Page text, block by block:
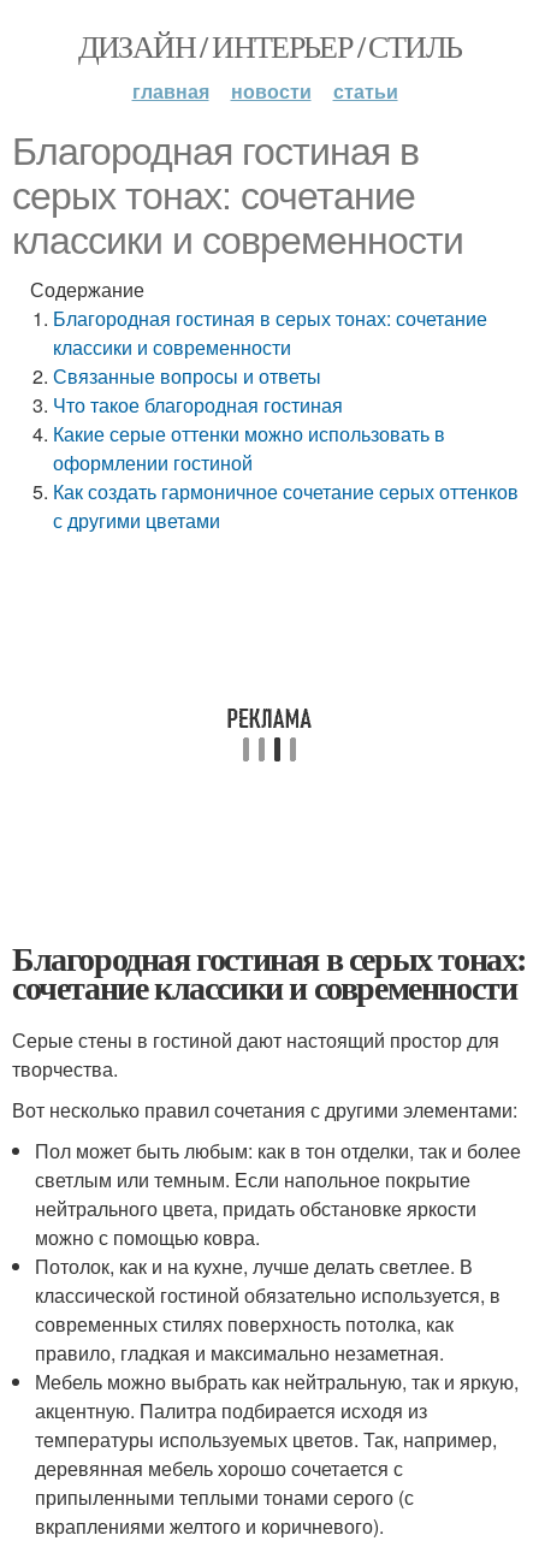
ДИЗАЙН / ИНТЕРЬЕР / СТИЛЬ
главная новости статьи
Благородная гостиная в
серых тонах: сочетание
классики и современности
Содержание
Благородная гостиная в серых тонах: сочетание
классики и современности
Связанные вопросы и ответы
Что такое благородная гостиная
Какие серые оттенки можно использовать в
оформлении гостиной
Как создать гармоничное сочетание серых оттенков
с другими цветами
Благородная гостиная в серых тонах:
сочетание классики и современности
Серые стены в гостиной дают настоящий простор для
творчества.
Вот несколько правил сочетания с другими элементами:
Пол может быть любым: как в тон отделки, так и более
светлым или темным. Если напольное покрытие
нейтрального цвета, придать обстановке яркости
можно с помощью ковра.
Потолок, как и на кухне, лучше делать светлее. В
классической гостиной обязательно используется, в
современных стилях поверхность потолка, как
правило, гладкая и максимально незаметная.
Мебель можно выбрать как нейтральную, так и яркую,
акцентную. Палитра подбирается исходя из
температуры используемых цветов. Так, например,
деревянная мебель хорошо сочетается с
припыленными теплыми тонами серого (с
вкраплениями желтого и коричневого).